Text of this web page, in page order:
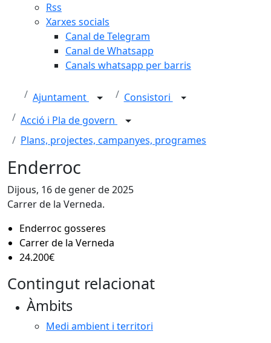
Rss
Xarxes socials
Canal de Telegram
Canal de Whatsapp
Canals whatsapp per barris
Ajuntament
Consistori
Acció i Pla de govern
Plans, projectes, campanyes, programes
Enderroc
Dijous, 16 de gener de 2025
Carrer de la Verneda.
Enderroc gosseres
Carrer de la Verneda
24.200€
Contingut relacionat
Àmbits
Medi ambient i territori